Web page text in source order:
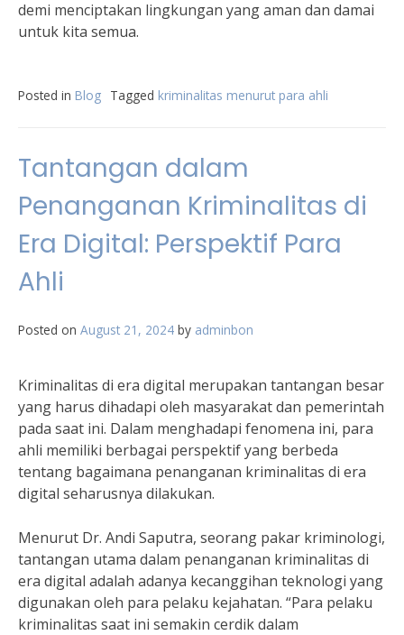
demi menciptakan lingkungan yang aman dan damai
untuk kita semua.
Posted in Blog Tagged kriminalitas menurut para ahli
Tantangan dalam
Penanganan Kriminalitas di
Era Digital: Perspektif Para
Ahli
Posted on August 21, 2024 by adminbon
Kriminalitas di era digital merupakan tantangan besar
yang harus dihadapi oleh masyarakat dan pemerintah
pada saat ini. Dalam menghadapi fenomena ini, para
ahli memiliki berbagai perspektif yang berbeda
tentang bagaimana penanganan kriminalitas di era
digital seharusnya dilakukan.
Menurut Dr. Andi Saputra, seorang pakar kriminologi,
tantangan utama dalam penanganan kriminalitas di
era digital adalah adanya kecanggihan teknologi yang
digunakan oleh para pelaku kejahatan. “Para pelaku
kriminalitas saat ini semakin cerdik dalam